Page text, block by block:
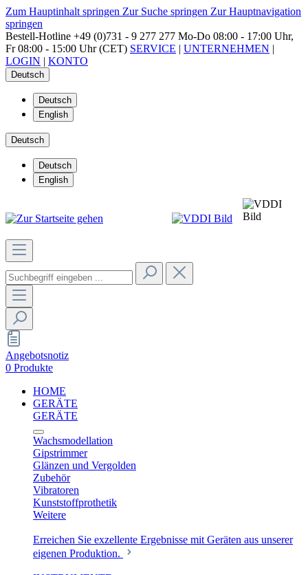
Zum Hauptinhalt springen Zur Suche springen Zur Hauptnavigation
springen
Bestell-Hotline +49 (0)731 - 9 277 277 Mo-Do 08:00 - 17:00 Uhr,
Fr 08:00 - 15:00 Uhr (CET) SERVICE | UNTERNEHMEN |
LOGIN | KONTO
Deutsch
Deutsch
English
Deutsch
Deutsch
English
Angebotsnotiz
0 Produkte
HOME
GERÄTE
GERÄTE
Wachsmodellation
Gipstrimmer
Glänzen und Vergolden
Zubehör
Vibratoren
Kunststoffprothetik
Weitere
Erreichen Sie exzellente Ergebnisse mit Geräten aus unserer
eigenen Produktion.